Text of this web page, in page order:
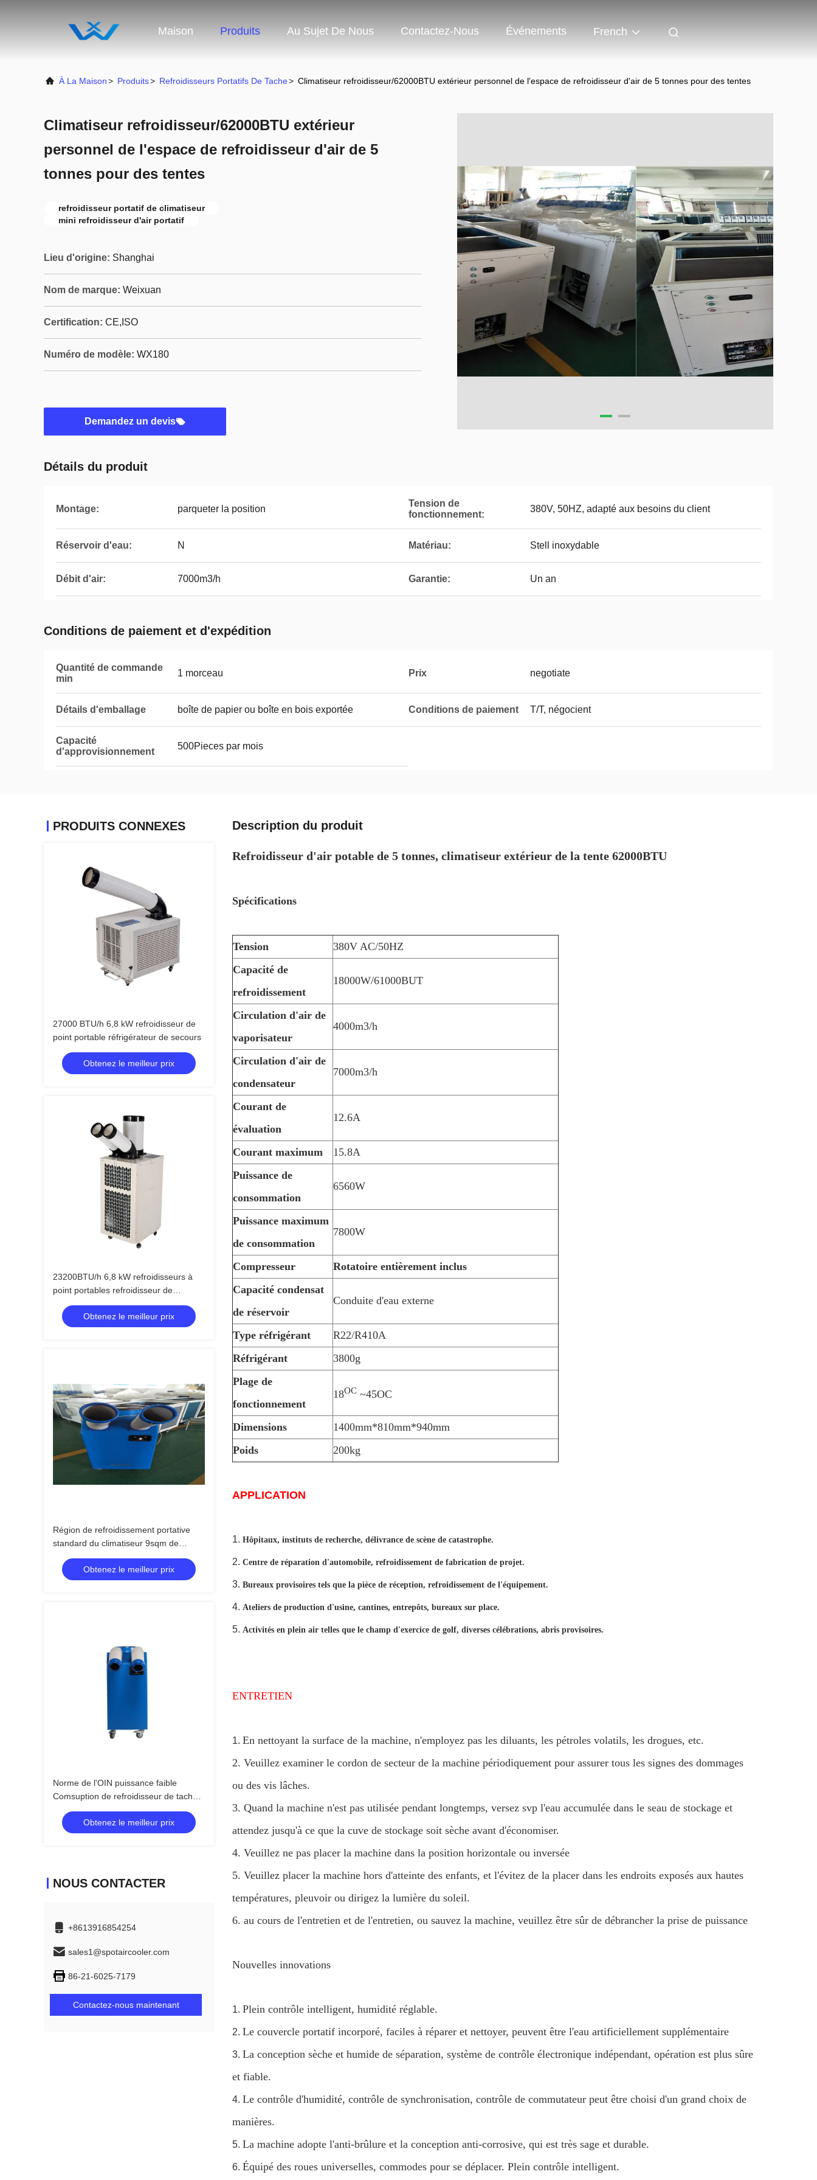
Maison Produits Au Sujet De Nous Contactez-Nous Événements French
À La Maison> Produits> Refroidisseurs Portatifs De Tache> Climatiseur refroidisseur/62000BTU extérieur personnel de l'espace de refroidisseur d'air de 5 tonnes pour des tentes
Climatiseur refroidisseur/62000BTU extérieur
personnel de l'espace de refroidisseur d'air de 5
tonnes pour des tentes
refroidisseur portatif de climatiseur
mini refroidisseur d'air portatif
Lieu d'origine: Shanghai
Nom de marque: Weixuan
Certification: CE,ISO
Numéro de modèle: WX180
Demandez un devis
Détails du produit
Montage: parqueter la position
Tension de
fonctionnement:
380V, 50HZ, adapté aux besoins du client
Réservoir d'eau: N Matériau: Stell inoxydable
Débit d'air: 7000m3/h Garantie: Un an
Conditions de paiement et d'expédition
Quantité de commande
min
1 morceau Prix negotiate
Détails d'emballage boîte de papier ou boîte en bois exportée Conditions de paiement T/T, négocient
Capacité
d'approvisionnement
500Pieces par mois
PRODUITS CONNEXES
27000 BTU/h 6,8 kW refroidisseur de
point portable réfrigérateur de secours
Obtenez le meilleur prix
23200BTU/h 6,8 kW refroidisseurs à
point portables refroidisseur de
secours
Obtenez le meilleur prix
Région de refroidissement portative
standard du climatiseur 9sqm de
l'entrepôt 110V et 220V
Obtenez le meilleur prix
Norme de l'OIN puissance faible
Comsuption de refroidisseur de tache
de 1 tonne/climatiseur mobile
Obtenez le meilleur prix
NOUS CONTACTER
+8613916854254
sales1@spotaircooler.com
86-21-6025-7179
Contactez-nous maintenant
Description du produit
Refroidisseur d'air potable de 5 tonnes, climatiseur extérieur de la tente 62000BTU
Spécifications
Tension
380V AC/50HZ
Capacité de
refroidissement
18000W/61000BUT
Circulation d'air de
vaporisateur
4000m3/h
Circulation d'air de
condensateur
7000m3/h
Courant de
évaluation
12.6A
Courant maximum
15.8A
Puissance de
consommation
6560W
Puissance maximum
de consommation
7800W
Compresseur
Rotatoire entièrement inclus
Capacité condensat
de réservoir
Conduite d'eau externe
Type réfrigérant
R22/R410A
Réfrigérant
3800g
Plage de
fonctionnement
18OC ~45OC
Dimensions
1400mm*810mm*940mm
Poids
200kg
APPLICATION
1. Hôpitaux, instituts de recherche, délivrance de scène de catastrophe.
2. Centre de réparation d'automobile, refroidissement de fabrication de projet.
3. Bureaux provisoires tels que la pièce de réception, refroidissement de l'équipement.
4. Ateliers de production d'usine, cantines, entrepôts, bureaux sur place.
5. Activités en plein air telles que le champ d'exercice de golf, diverses célébrations, abris provisoires.
ENTRETIEN
1. En nettoyant la surface de la machine, n'employez pas les diluants, les pétroles volatils, les drogues, etc.
2. Veuillez examiner le cordon de secteur de la machine périodiquement pour assurer tous les signes des dommages
ou des vis lâches.
3. Quand la machine n'est pas utilisée pendant longtemps, versez svp l'eau accumulée dans le seau de stockage et
attendez jusqu'à ce que la cuve de stockage soit sèche avant d'économiser.
4. Veuillez ne pas placer la machine dans la position horizontale ou inversée
5. Veuillez placer la machine hors d'atteinte des enfants, et l'évitez de la placer dans les endroits exposés aux hautes
températures, pleuvoir ou dirigez la lumière du soleil.
6. au cours de l'entretien et de l'entretien, ou sauvez la machine, veuillez être sûr de débrancher la prise de puissance
Nouvelles innovations
1. Plein contrôle intelligent, humidité réglable.
2. Le couvercle portatif incorporé, faciles à réparer et nettoyer, peuvent être l'eau artificiellement supplémentaire
3. La conception sèche et humide de séparation, système de contrôle électronique indépendant, opération est plus sûre
et fiable.
4. Le contrôle d'humidité, contrôle de synchronisation, contrôle de commutateur peut être choisi d'un grand choix de
manières.
5. La machine adopte l'anti-brûlure et la conception anti-corrosive, qui est très sage et durable.
6. Équipé des roues universelles, commodes pour se déplacer. Plein contrôle intelligent.